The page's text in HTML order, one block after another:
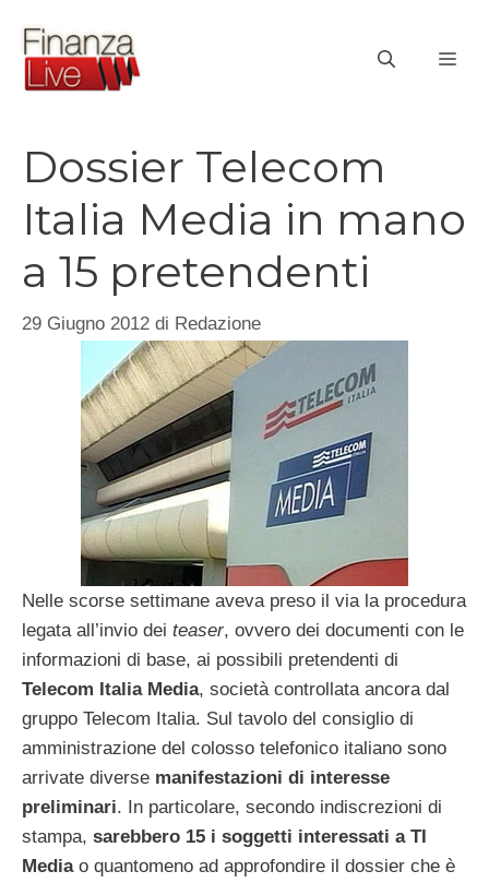
contenuto
Dossier Telecom
Italia Media in mano
a 15 pretendenti
29 Giugno 2012 di Redazione
Nelle scorse settimane aveva preso il via la procedura
legata all’invio dei teaser, ovvero dei documenti con le
informazioni di base, ai possibili pretendenti di
Telecom Italia Media, società controllata ancora dal
gruppo Telecom Italia. Sul tavolo del consiglio di
amministrazione del colosso telefonico italiano sono
arrivate diverse manifestazioni di interesse
preliminari. In particolare, secondo indiscrezioni di
stampa, sarebbero 15 i soggetti interessati a TI
Media o quantomeno ad approfondire il dossier che è